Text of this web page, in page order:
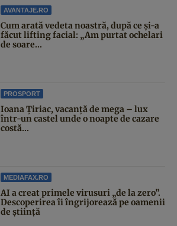
AVANTAJE.RO
Cum arată vedeta noastră, după ce și-a
făcut lifting facial: „Am purtat ochelari
de soare...
PROSPORT
Ioana Țiriac, vacanță de mega – lux
într-un castel unde o noapte de cazare
costă...
MEDIAFAX.RO
AI a creat primele virusuri „de la zero”.
Descoperirea îi îngrijorează pe oamenii
de știință